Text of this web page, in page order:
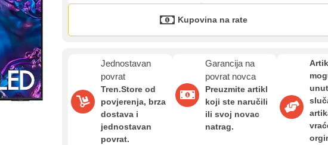
Kupovina na rate
Jednostavan
povrat
Tren.Store od
povjerenja, brza
dostava i
jednostavan
povrat.
Garancija na
povrat novca
Preuzmite artikl
koji ste naručili
ili svoj novac
natrag.
Kupovina na rate
Sve je lakše kad se podijeli!
možete obaviti ukoliko posjedujete jednu od slikovito prikazanih kartica ispod.
Intesa Sanpaolo banka
VISA Inspire do 12 rata
UniCredit banka
MasterCard Obročna
UniCredit banka VISA
Obročna do 24 rate